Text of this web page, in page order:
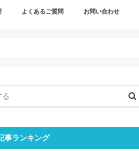
よくあるご質問 お問い合わせ
事ランキング